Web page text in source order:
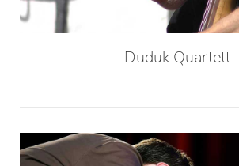
Duduk Quartett